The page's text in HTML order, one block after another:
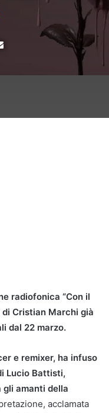
Invia
radiofonica “Con il
Cristian Marchi già
dal 22 marzo.
e remixer, ha infuso
Lucio Battisti,
gli amanti della
acclamata